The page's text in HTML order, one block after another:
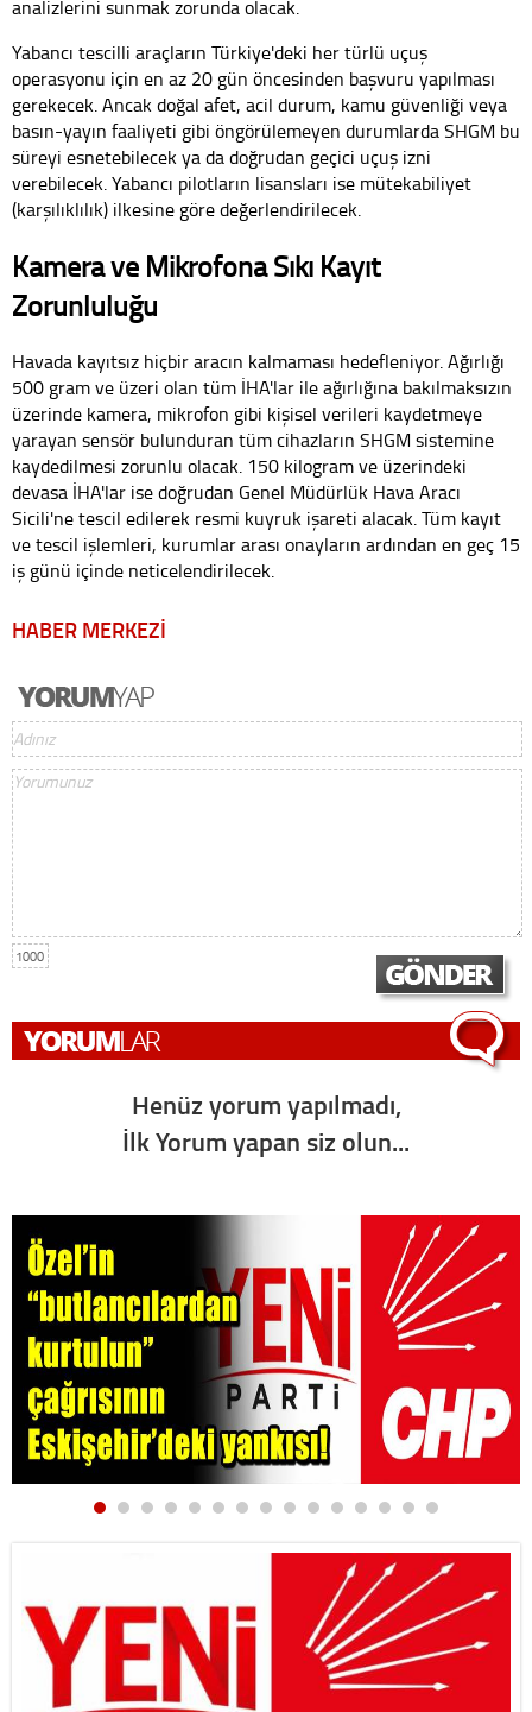
analizlerini sunmak zorunda olacak.
Yabancı tescilli araçların Türkiye'deki her türlü uçuş
operasyonu için en az 20 gün öncesinden başvuru yapılması
gerekecek. Ancak doğal afet, acil durum, kamu güvenliği veya
basın-yayın faaliyeti gibi öngörülemeyen durumlarda SHGM bu
süreyi esnetebilecek ya da doğrudan geçici uçuş izni
verebilecek. Yabancı pilotların lisansları ise mütekabiliyet
(karşılıklılık) ilkesine göre değerlendirilecek.
Kamera ve Mikrofona Sıkı Kayıt
Zorunluluğu
Havada kayıtsız hiçbir aracın kalmaması hedefleniyor. Ağırlığı
500 gram ve üzeri olan tüm İHA'lar ile ağırlığına bakılmaksızın
üzerinde kamera, mikrofon gibi kişisel verileri kaydetmeye
yarayan sensör bulunduran tüm cihazların SHGM sistemine
kaydedilmesi zorunlu olacak. 150 kilogram ve üzerindeki
devasa İHA'lar ise doğrudan Genel Müdürlük Hava Aracı
Sicili'ne tescil edilerek resmi kuyruk işareti alacak. Tüm kayıt
ve tescil işlemleri, kurumlar arası onayların ardından en geç 15
iş günü içinde neticelendirilecek.
HABER MERKEZİ
1000
Henüz yorum yapılmadı,
İlk Yorum yapan siz olun...